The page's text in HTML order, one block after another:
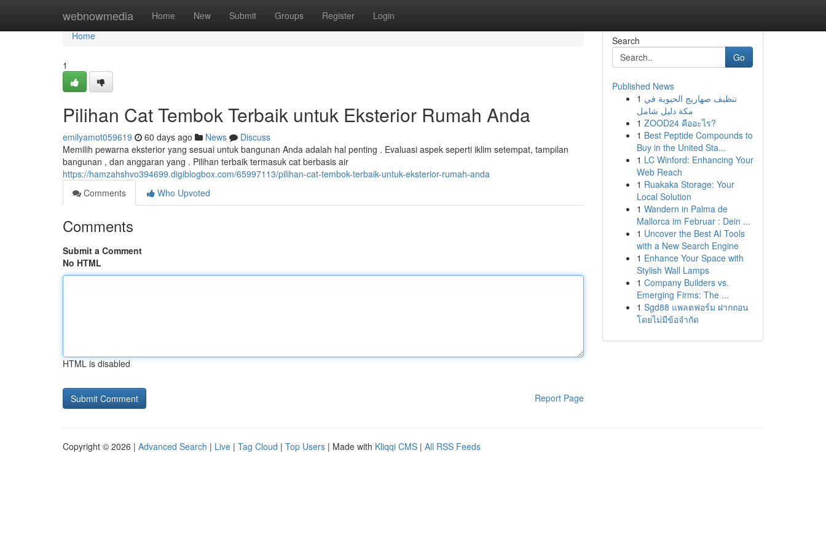
webnowmedia Home New Submit Groups Register Login
Home
Home
1
Pilihan Cat Tembok Terbaik untuk Eksterior Rumah Anda
emilyamot059619 60 days ago News
Discuss
Memilih pewarna eksterior yang sesuai untuk bangunan Anda adalah hal penting . Evaluasi aspek seperti iklim setempat, tampilan
bangunan , dan anggaran yang . Pilihan terbaik termasuk cat berbasis air
https://hamzahshvo394699.digiblogbox.com/65997113/pilihan-cat-tembok-terbaik-untuk-eksterior-rumah-anda
Comments
Who Upvoted
Comments
Submit a Comment
No HTML
HTML is disabled
Report Page
Search
Go
Published News
1 تنظيف صهاريج الحيوية في
مكة دليل شامل
1 ZOOD24 คืออะไร?
1 Best Peptide Compounds to
Buy in the United Sta...
1 LC Winford: Enhancing Your
Web Reach
1 Ruakaka Storage: Your
Local Solution
1 Wandern in Palma de
Mallorca im Februar : Dein ...
1 Uncover the Best AI Tools
with a New Search Engine
1 Enhance Your Space with
Stylish Wall Lamps
1 Company Builders vs.
Emerging Firms: The ...
1 Sgd88 แพลตฟอร์ม ฝากถอน
โดยไม่มีข้อจำกัด
Copyright © 2026 | Advanced Search | Live | Tag Cloud | Top Users | Made with Kliqqi CMS | All RSS Feeds